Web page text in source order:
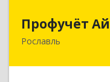
Профучёт
Рославль216500,